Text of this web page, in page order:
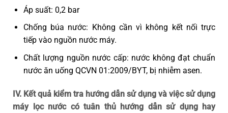
Áp suất: 0,2 bar
Chống búa nước: Không cần vì không kết nối trực
tiếp vào nguồn nước máy.
Chất lượng nguồn nước cấp: nước không đạt chuẩn
nước ăn uống QCVN 01:2009/BYT, bị nhiễm asen.
IV. Kết quả kiểm tra hướng dẫn sử dụng và việc sử dụng
máy lọc nước có tuân thủ hướng dẫn sử dụng hay